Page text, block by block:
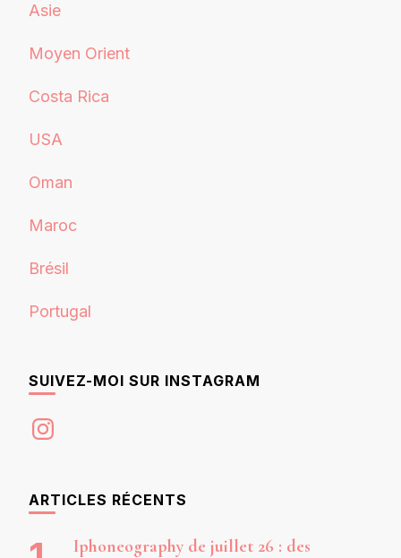
Asie
Moyen Orient
Costa Rica
USA
Oman
Maroc
Brésil
Portugal
SUIVEZ-MOI SUR INSTAGRAM
Instagram
ARTICLES RÉCENTS
Iphoneography de juillet 26 : des